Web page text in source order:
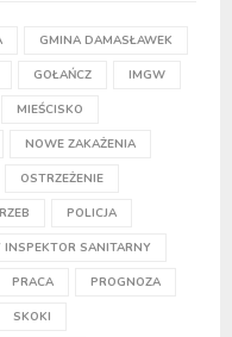
GMINA DAMASŁAWEK
GOŁAŃCZ IMGW
MIEŚCISKO
NOWE ZAKAŻENIA
OSTRZEŻENIE
POLICJA
SANITARNY
PRACA PROGNOZA
SKOKI